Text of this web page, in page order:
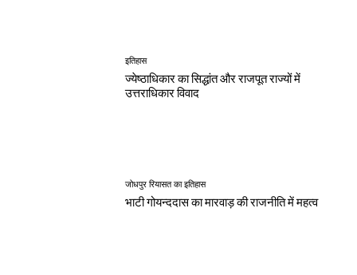
इतिहास
ज्येष्ठाधिकार का सिद्धांत और राजपूत राज्यों में
उत्तराधिकार विवाद
जोधपुर रियासत का इतिहास
भाटी गोयन्ददास का मारवाड़ की राजनीति में महत्व